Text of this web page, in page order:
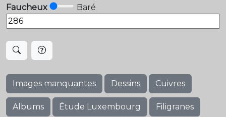
Faucheux Baré
Images manquantes Dessins Cuivres
Albums Étude Luxembourg Filigranes